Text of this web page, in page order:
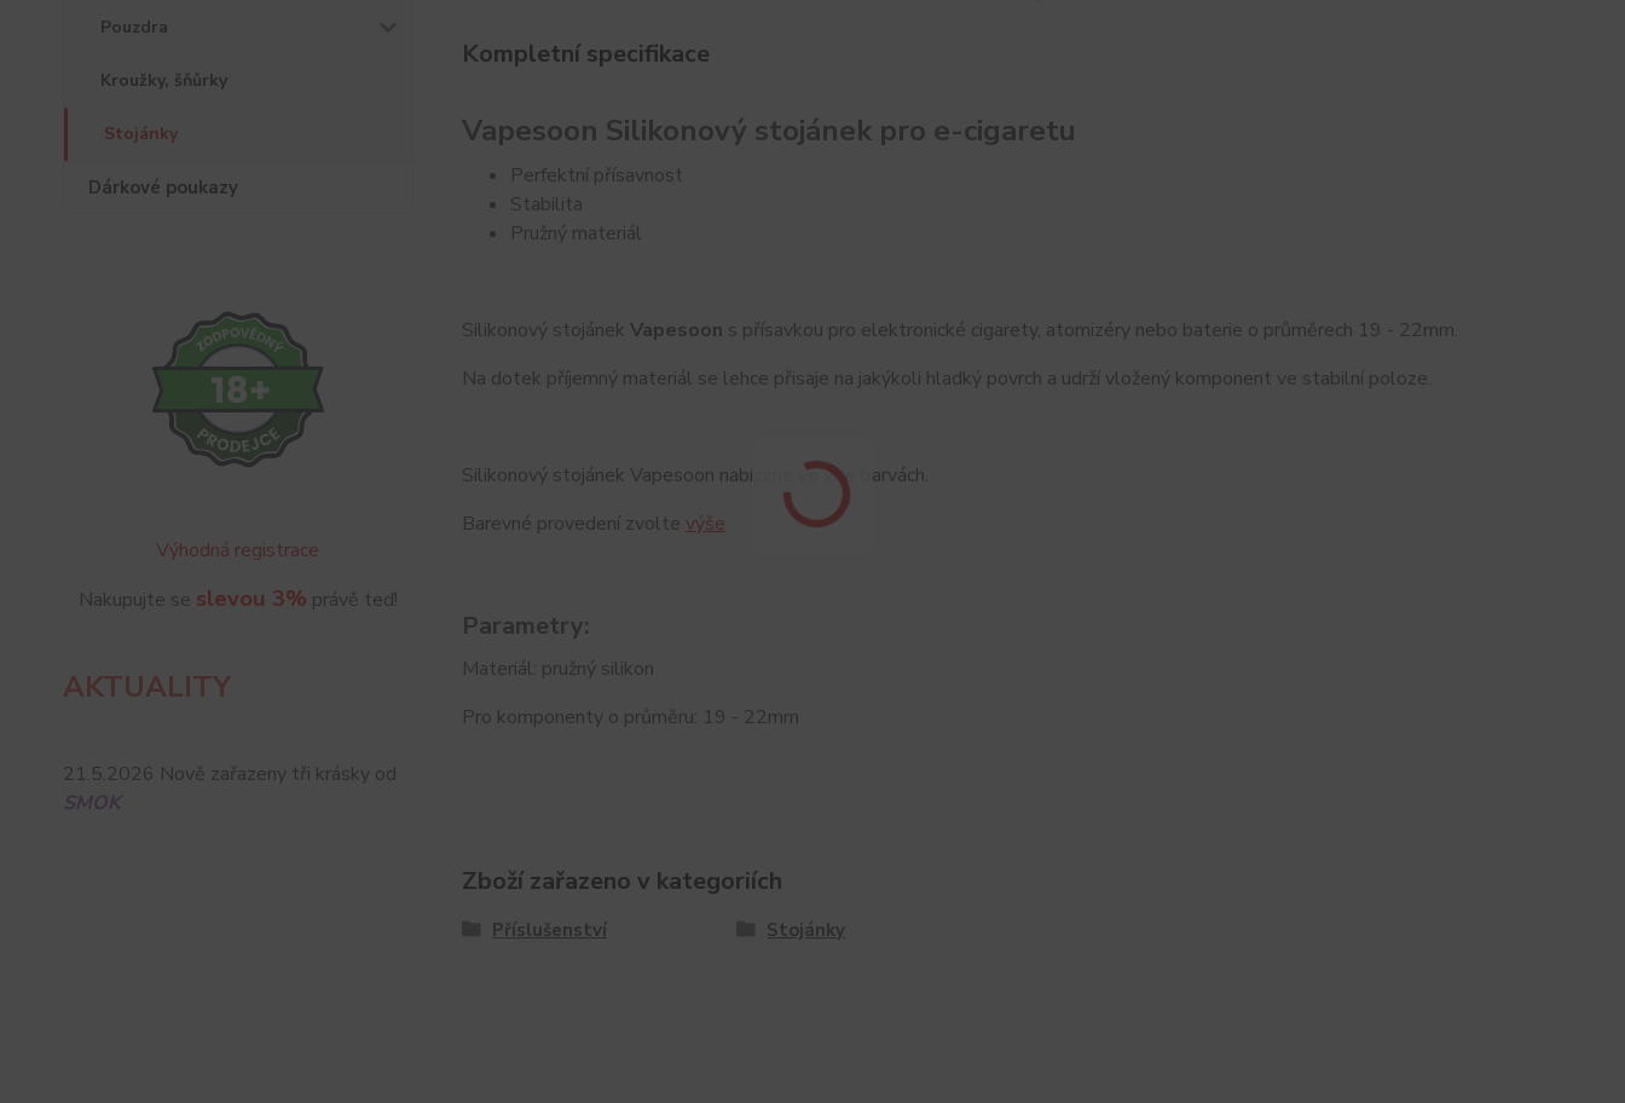
Pouzdra
Kroužky, šňůrky
Stojánky
Dárkové poukazy
Výhodná registrace
Nakupujte se slevou 3% právě teď!
AKTUALITY
21.5.2026 Nově zařazeny tři krásky od
SMOK
Kompletní specifikace
Vapesoon Silikonový stojánek pro e-cigaretu
Perfektní přísavnost
Stabilita
Pružný materiál
Silikonový stojánek Vapesoon s přísavkou pro elektronické cigarety, atomizéry nebo baterie o průměrech 19 - 22mm.
Na dotek příjemný materiál se lehce přisaje na jakýkoli hladký povrch a udrží vložený komponent ve stabilní poloze.
Silikonový stojánek Vapesoon nabízíme ve více barvách.
Barevné provedení zvolte výše
Parametry:
Materiál: pružný silikon
Pro komponenty o průměru: 19 - 22mm
Zboží zařazeno v kategoriích
Příslušenství Stojánky